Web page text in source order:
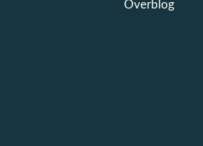
Overblog